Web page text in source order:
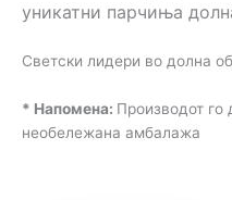
уникатни парчиња
Светски лидери во долна
* Напомена: Производот го
необележана амбалажа